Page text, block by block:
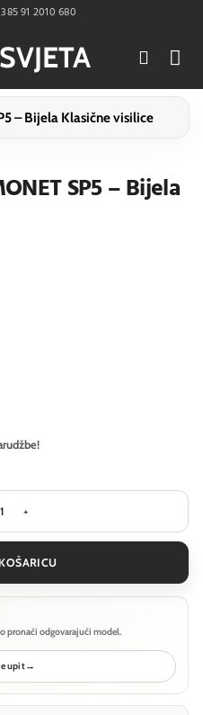
91 2010 680
SP5 – Bijela
Visilica Ideal Lux MONET SP5 - Bijela
pronaći odgovarajući model.
upit→